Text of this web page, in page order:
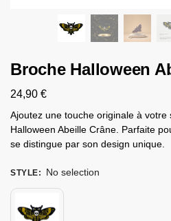
Broche Halloween
24,90 €
Ajoutez une touche originale à votre
Halloween Abeille Crâne. Parfaite
se distingue par son design unique.
STYLE: No selection